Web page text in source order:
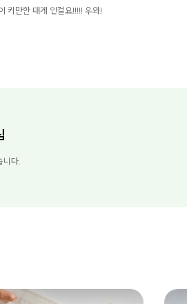
키만한 대게 인걸요!!!!! 우와!
다.